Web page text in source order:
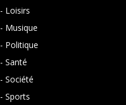
- Loisirs
- Musique
- Politique
- Santé
- Société
- Sports